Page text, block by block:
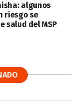
algunos
riesgo se
salud del MSP